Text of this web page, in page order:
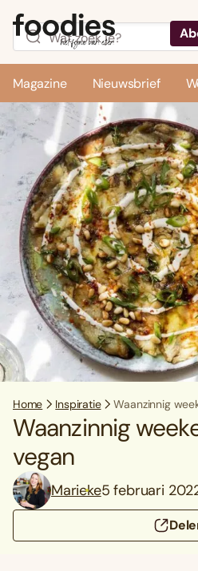
Magazine Nieuwsbrief
Home Inspiratie Waanzinnig
Waanzinnig
vegan
Marieke5 februari